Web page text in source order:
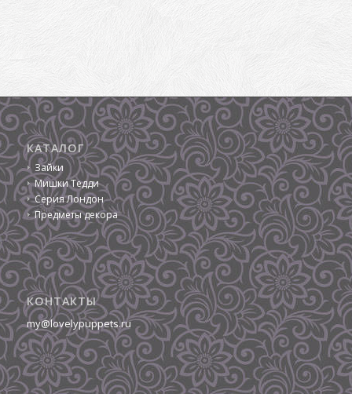
КАТАЛОГ
Зайки
Мишки Тедди
Серия Лондон
Предметы декора
КОНТАКТЫ
my@lovelypuppets.ru